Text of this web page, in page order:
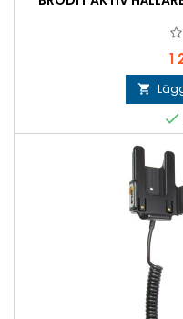
1

